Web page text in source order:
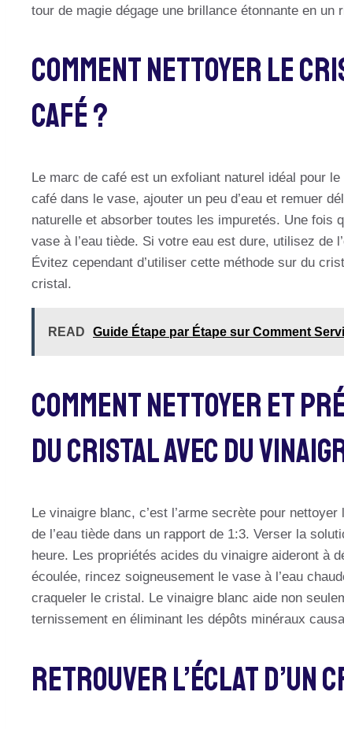
tour de magie dégage une brillance étonnante en un
Comment Nettoyer Le
Café ?
Le marc de café est un exfoliant naturel idéal pour
café dans le vase, ajouter un peu d’eau et remuer
naturelle et absorber toutes les impuretés. Une fois
vase à l’eau tiède. Si votre eau est dure, utilisez de
Évitez cependant d’utiliser cette méthode sur du
cristal.
READ Guide Étape par Étape sur Comment
Comment Nettoyer Et
Du Cristal Avec Du
Le vinaigre blanc, c’est l’arme secrète pour
de l’eau tiède dans un rapport de 1:3. Verser la
heure. Les propriétés acides du vinaigre aideront à
écoulée, rincez soigneusement le vase à l’eau
craqueler le cristal. Le vinaigre blanc aide non
ternissement en éliminant les dépôts minéraux
Retrouver L’éclat D’un